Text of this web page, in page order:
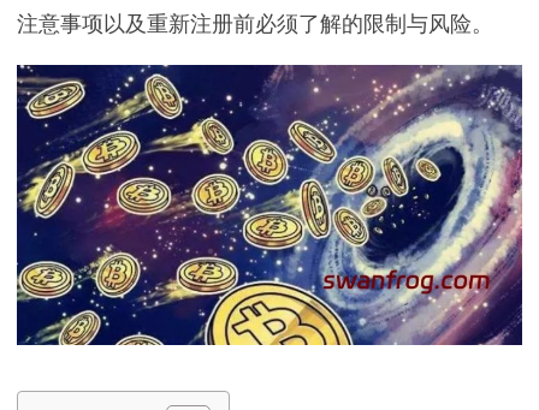
注意事项以及重新注册前必须了解的限制与风险。